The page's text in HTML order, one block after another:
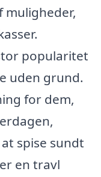
muligheder,
popularitet
uden grund.
for dem,
spise sundt
en travl